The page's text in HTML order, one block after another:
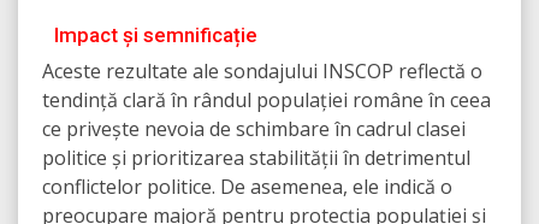
Impact și semnificație
Aceste rezultate ale sondajului INSCOP reflectă o
tendință clară în rândul populației române în ceea
ce privește nevoia de schimbare în cadrul clasei
politice și prioritizarea stabilității în detrimentul
conflictelor politice. De asemenea, ele indică o
preocupare majoră pentru protecția populației și